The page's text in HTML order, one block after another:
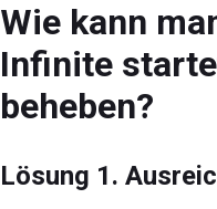
Wie kann
Infinite
beheben?
Lösung 1.